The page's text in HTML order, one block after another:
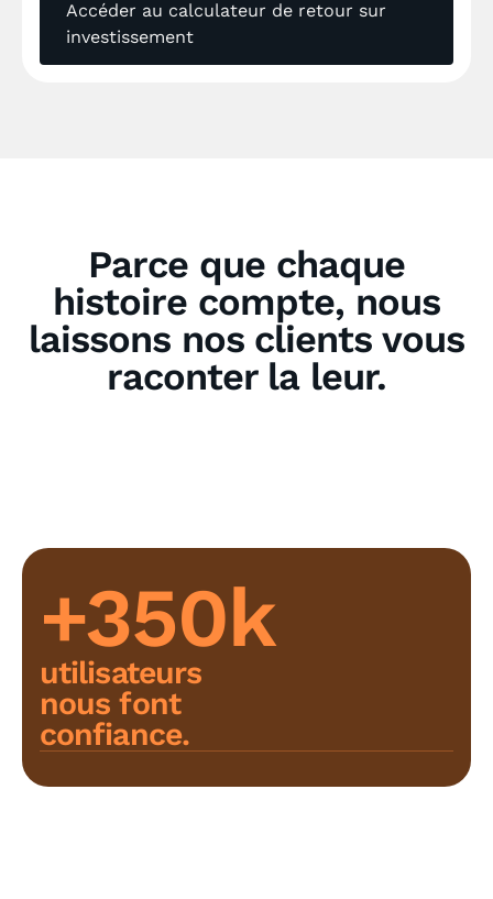
Accéder au calculateur de retour sur
investissement
Parce que chaque
histoire compte, nous
laissons nos clients vous
raconter la leur.
+350k
utilisateurs
nous font
confiance.